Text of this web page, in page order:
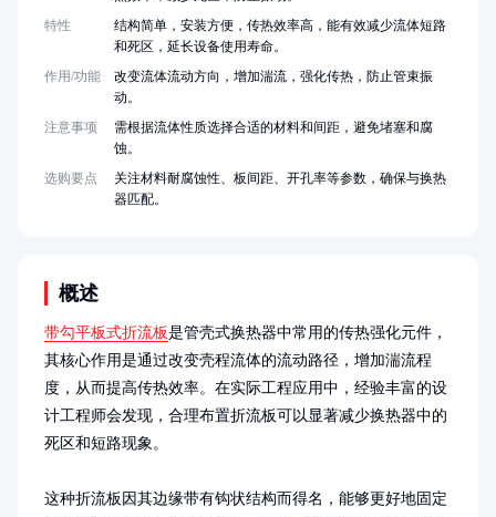
概述
带勾平板式折流板是管壳式换热器中常用的传热强化元件，
其核心作用是通过改变壳程流体的流动路径，增加湍流程
度，从而提高传热效率。在实际工程应用中，经验丰富的设
计工程师会发现，合理布置折流板可以显著减少换热器中的
死区和短路现象。
这种折流板因其边缘带有钩状结构而得名，能够更好地固定
特性
结构简单，安装方便，传热效率高，能有效减少流体短路
和死区，延长设备使用寿命。
作用/功能
改变流体流动方向，增加湍流，强化传热，防止管束振
动。
注意事项
需根据流体性质选择合适的材料和间距，避免堵塞和腐
蚀。
选购要点
关注材料耐腐蚀性、板间距、开孔率等参数，确保与换热
器匹配。